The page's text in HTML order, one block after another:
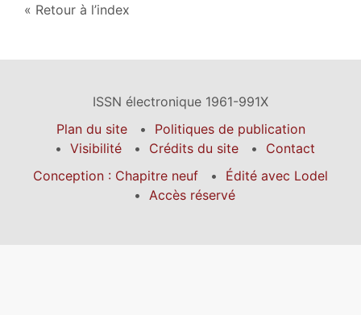
Retour à l’index
ISSN électronique 1961-991X
Plan du site
Politiques de publication
Visibilité
Crédits du site
Contact
Conception : Chapitre neuf
Édité avec Lodel
Accès réservé